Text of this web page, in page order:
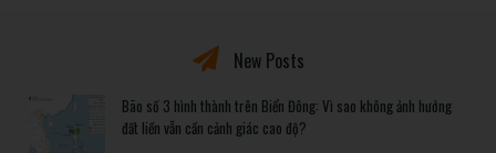
New Posts
Bão số 3 hình thành trên Biển Đông: Vì sao không ảnh hưởng
đất liền vẫn cần cảnh giác cao độ?